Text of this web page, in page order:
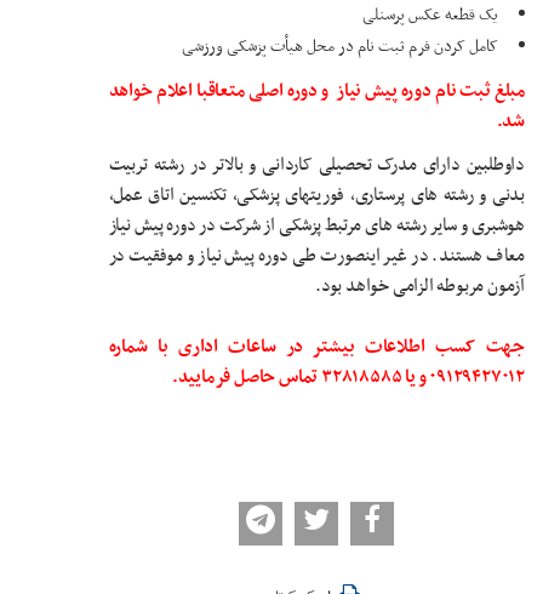
یک قطعه عکس پرسنلی
کامل کردن فرم ثبت نام در محل هیأت پزشکی ورزشی
مبلغ ثبت نام دوره پیش نیاز و دوره اصلی متعاقبا اعلام خواهد
شد.
داوطلبین دارای مدرک تحصیلی کاردانی و بالاتر در رشته تربیت
بدنی و رشته های پرستاری، فوریتهای پزشکی، تکنسین اتاق عمل،
هوشبری و سایر رشته های مرتبط پزشکی از شرکت در دوره پیش نیاز
معاف هستند. در غیر اینصورت طی دوره پیش نیاز و موفقیت در
آزمون مربوطه الزامی خواهد بود.
جهت کسب اطلاعات بیشتر در ساعات اداری با شماره
۰۹۱۲۹۴۲۷۰۱۲ و یا ۳۲۸۱۸۵۸۵ تماس حاصل فرمایید.